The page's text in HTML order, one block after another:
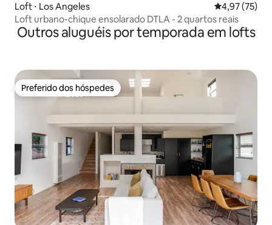
Loft ⋅ Los Angeles 4,97 de uma
4,97 (75)
Loft urbano-chique ensolarado DTLA - 2 quartos reais
Outros aluguéis por temporada em lofts
Preferido dos hóspedes
Preferido dos hóspedes